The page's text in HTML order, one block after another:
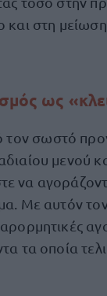
και στη
ως
τον σωστό
μενού
να
Με αυτόν
τα οποία